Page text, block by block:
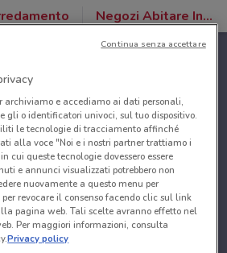
Negozi Abitare Interior
archiviamo e accediamo ai dati personali,
gli o identificatori univoci, sul tuo dispositivo.
le tecnologie di tracciamento affinché
alla voce "Noi e i nostri partner trattiamo i
cui queste tecnologie dovessero essere
e annunci visualizzati potrebbero non
nuovamente a questo menu per
revocare il consenso facendo clic sul link
pagina web. Tali scelte avranno effetto nel
Per maggiori informazioni, consulta
Privacy policy
Continua senza accettare